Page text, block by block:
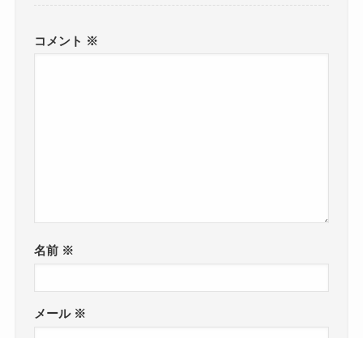
コメント ※
名前 ※
メール ※